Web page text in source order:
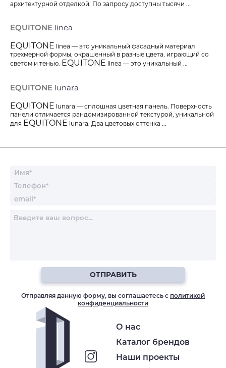
архитектурной отделкой. По запросу доступны тысячи ...
EQUITONE linea
EQUITONE linea — это уникальный фасадный материал
трехмерной формы, окрашенный в разные цвета, играющий со
светом и тенью. EQUITONE linea — это уникальный ...
EQUITONE lunara
EQUITONE lunara — сплошная цветная панель. Поверхность
панели отличается рандомизированной текстурой, уникальной
для EQUITONE lunara. Два цветовых оттенка ...
О нас
Каталог брендов
Наши проекты
ОТПРАВИТЬ
Отправляя данную форму, вы соглашаетесь с политикой
конфиденциальности